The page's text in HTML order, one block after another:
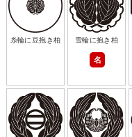
糸輪に豆抱き柏 雪輪に抱き柏
名